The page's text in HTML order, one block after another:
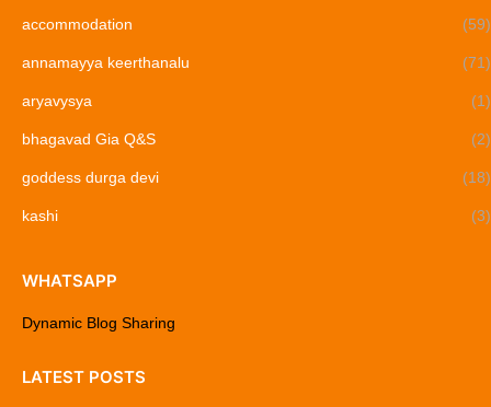
accommodation (59)
annamayya keerthanalu (71)
aryavysya (1)
bhagavad Gia Q&S (2)
goddess durga devi (18)
kashi (3)
WHATSAPP
Dynamic Blog Sharing
LATEST POSTS